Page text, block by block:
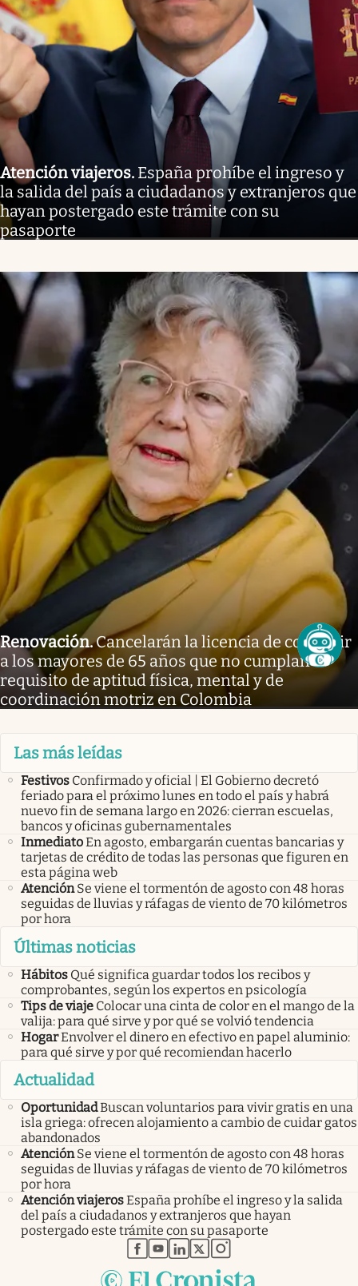
Atención viajeros. España prohíbe el ingreso y
la salida del país a ciudadanos y extranjeros que
hayan postergado este trámite con su
pasaporte
Renovación.Cancelarán la licencia de conducir
a los mayores de 65 años que no cumplan el
requisito de aptitud física, mental y de
coordinación motriz en Colombia
Las más leídas
Festivos Confirmado y oficial | El Gobierno decretó
feriado para el próximo lunes en todo el país y habrá
nuevo fin de semana largo en 2026: cierran escuelas,
bancos y oficinas gubernamentales
InmediatoEn agosto, embargarán cuentas bancarias y
tarjetas de crédito de todas las personas que figuren en
esta página web
Atención Se viene el tormentón de agosto con 48 horas
seguidas de lluvias y ráfagas de viento de 70 kilómetros
por hora
Últimas noticias
Hábitos Qué significa guardar todos los recibos y
comprobantes, según los expertos en psicología
Tips de viaje Colocar una cinta de color en el mango de la
valija: para qué sirve y por qué se volvió tendencia
HogarEnvolver el dinero en efectivo en papel aluminio:
para qué sirve y por qué recomiendan hacerlo
Actualidad
OportunidadBuscan voluntarios para vivir gratis en una
isla griega: ofrecen alojamiento a cambio de cuidar gatos
abandonados
Atención Se viene el tormentón de agosto con 48 horas
seguidas de lluvias y ráfagas de viento de 70 kilómetros
por hora
Atención viajerosEspaña prohíbe el ingreso y la salida
del país a ciudadanos y extranjeros que hayan
postergado este trámite con su pasaporte
abre en nueva pestaña
abre en nueva pestaña
abre en nueva pestaña
abre en nueva pestaña
abre en nueva pestaña